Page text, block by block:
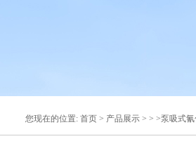
您现在的位置: 首页 > 产品展示 > > >泵吸式